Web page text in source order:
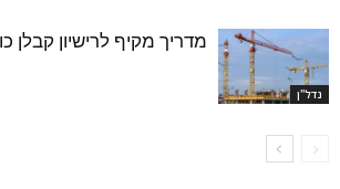
נדל''ן
מדריך מקיף לרישיון קבלן